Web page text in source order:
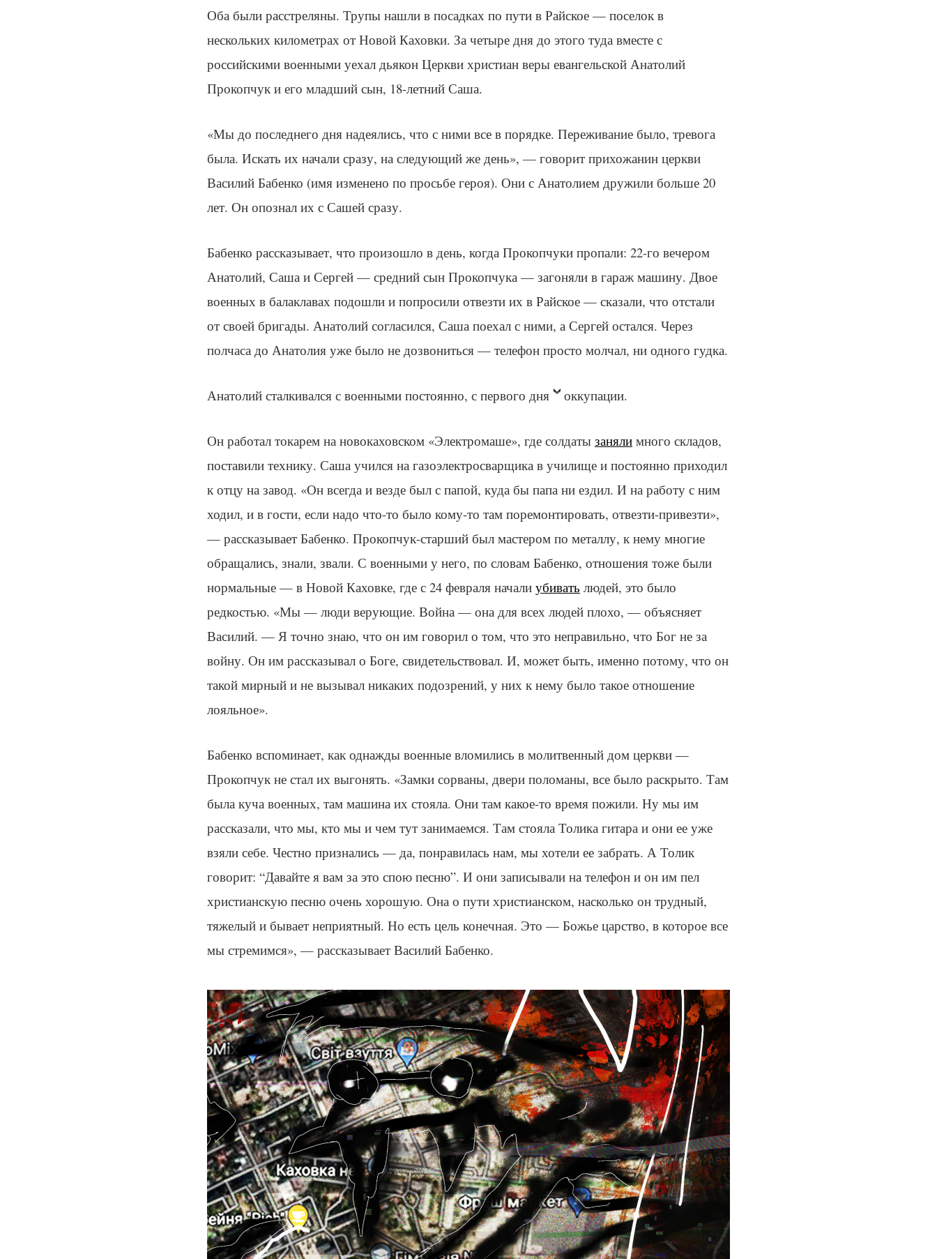
Оба были расстреляны. Трупы нашли в посадках по пути в Райское — поселок в
нескольких километрах от Новой Каховки. За четыре дня до этого туда вместе с
российскими военными уехал дьякон Церкви христиан веры евангельской Анатолий
Прокопчук и его младший сын, 18-летний Саша.
«Мы до последнего дня надеялись, что с ними все в порядке. Переживание было, тревога
была. Искать их начали сразу, на следующий же день», — говорит прихожанин церкви
Василий Бабенко (имя изменено по просьбе героя). Они с Анатолием дружили больше 20
лет. Он опознал их с Сашей сразу.
Бабенко рассказывает, что произошло в день, когда Прокопчуки пропали: 22-го вечером
Анатолий, Саша и Сергей — средний сын Прокопчука — загоняли в гараж машину. Двое
военных в балаклавах подошли и попросили отвезти их в Райское — сказали, что отстали
от своей бригады. Анатолий согласился, Саша поехал с ними, а Сергей остался. Через
полчаса до Анатолия уже было не дозвониться — телефон просто молчал, ни одного гудка.
Анатолий сталкивался с военными постоянно, с первого дня оккупации.
Он работал токарем на новокаховском «Электромаше», где солдаты заняли много складов,
поставили технику. Саша учился на газоэлектросварщика в училище и постоянно приходил
к отцу на завод. «Он всегда и везде был с папой, куда бы папа ни ездил. И на работу с ним
ходил, и в гости, если надо что-то было кому-то там поремонтировать, отвезти-привезти»,
— рассказывает Бабенко. Прокопчук-старший был мастером по металлу, к нему многие
обращались, знали, звали. С военными у него, по словам Бабенко, отношения тоже были
нормальные — в Новой Каховке, где с 24 февраля начали убивать людей, это было
редкостью. «Мы — люди верующие. Война — она для всех людей плохо, — объясняет
Василий. — Я точно знаю, что он им говорил о том, что это неправильно, что Бог не за
войну. Он им рассказывал о Боге, свидетельствовал. И, может быть, именно потому, что он
такой мирный и не вызывал никаких подозрений, у них к нему было такое отношение
лояльное».
Бабенко вспоминает, как однажды военные вломились в молитвенный дом церкви —
Прокопчук не стал их выгонять. «Замки сорваны, двери поломаны, все было раскрыто. Там
была куча военных, там машина их стояла. Они там какое-то время пожили. Ну мы им
рассказали, что мы, кто мы и чем тут занимаемся. Там стояла Толика гитара и они ее уже
взяли себе. Честно признались — да, понравилась нам, мы хотели ее забрать. А Толик
говорит: “Давайте я вам за это спою песню”. И они записывали на телефон и он им пел
христианскую песню очень хорошую. Она о пути христианском, насколько он трудный,
тяжелый и бывает неприятный. Но есть цель конечная. Это — Божье царство, в которое все
мы стремимся», — рассказывает Василий Бабенко.